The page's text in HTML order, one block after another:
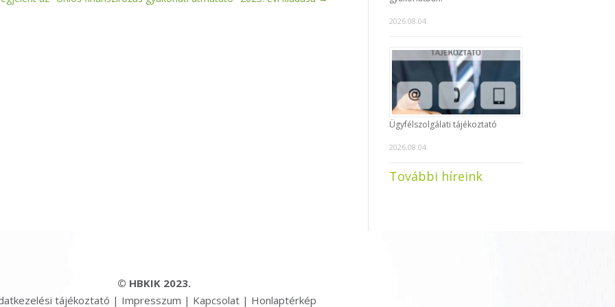
2026.08.04.
Ügyfélszolgálati tájékoztató
2026.08.04.
További híreink
© HBKIK 2023.
tájékoztató | Impresszum | Kapcsolat| Honlaptérkép